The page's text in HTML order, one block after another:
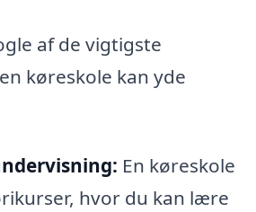
af de vigtigste
køreskole kan yde
En køreskole
hvor du kan lære